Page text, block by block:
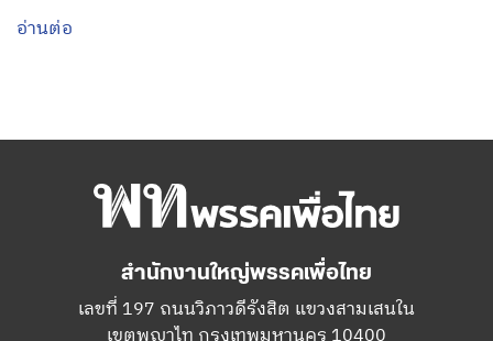
อ่านต่อ
สำนักงานใหญ่พรรคเพื่อไทย
เลขที่ 197 ถนนวิภาวดีรังสิต แขวงสามเสนใน